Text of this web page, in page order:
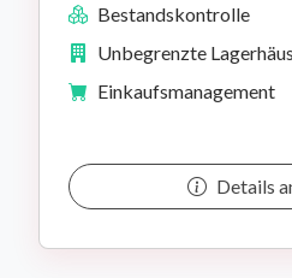
Bestandskontrolle
Unbegrenzte
Einkaufsmanagement
Details